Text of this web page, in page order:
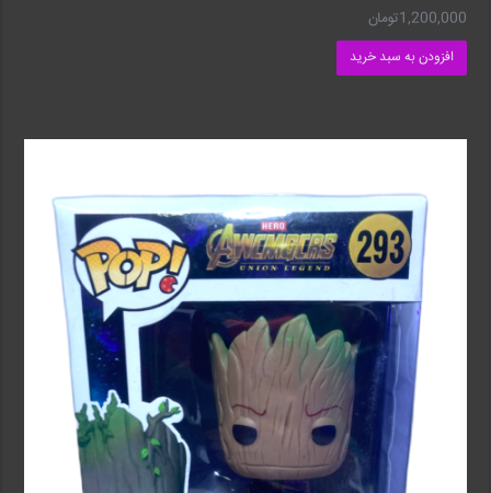
1,200,000تومان
افزودن به سبد خرید